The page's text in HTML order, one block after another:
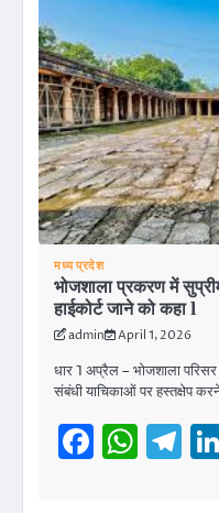
मध्य प्रदेश
भोजशाला प्रकरण में
हाईकोर्ट जाने को कहा l
admin April 1, 2026
धार 1 अप्रैल – भोजशाला
संबंधी याचिकाओं पर हस्तक्षेप